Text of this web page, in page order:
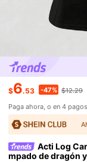
$6.53 -47% $12.29
Paga ahora, o en 4
Acti Log
mpado de dragón